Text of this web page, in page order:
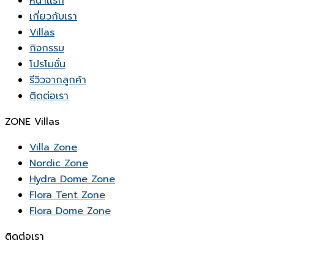
เกี่ยวกับเรา
Villas
กิจกรรม
โปรโมชั่น
รีวิวจากลูกค้า
ติดต่อเรา
ZONE Villas
Villa Zone
Nordic Zone
Hydra Dome Zone
Flora Tent Zone
Flora Dome Zone
ติดต่อเรา